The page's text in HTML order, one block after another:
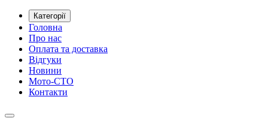
Категорії
Головна
Про нас
Оплата та доставка
Відгуки
Новини
Мото-СТО
Контакти